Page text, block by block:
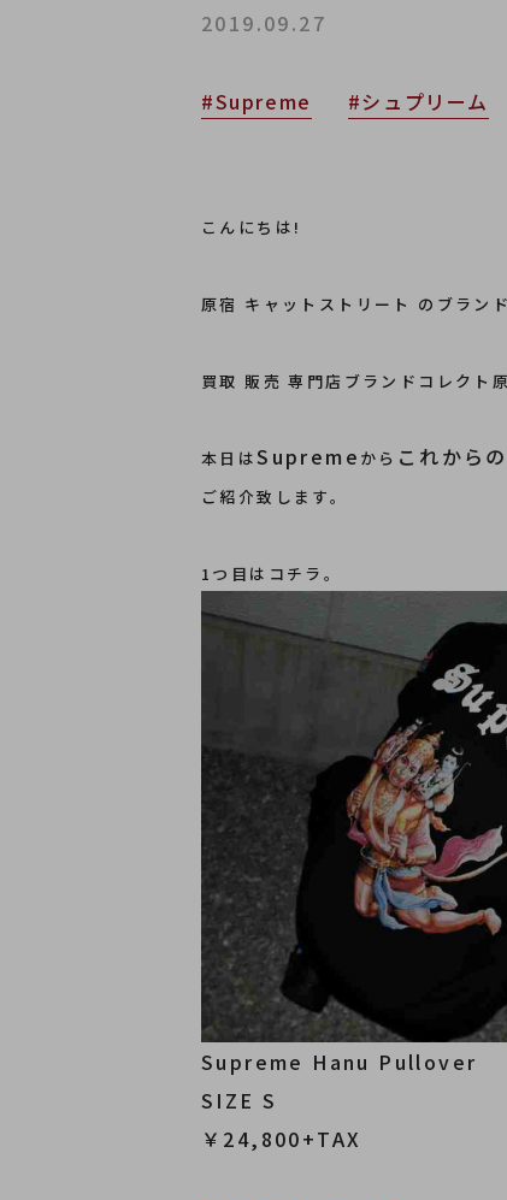
2019.09.27
#Supreme #シュプリーム
こんにちは!
原宿 キャットストリート のブラン
買取 販売 専門店ブランドコレクト
本日はSupreme から これから
ご紹介致します。
1つ目はコチラ。
Supreme Hanu Pullover
SIZE S
￥24,800+TAX